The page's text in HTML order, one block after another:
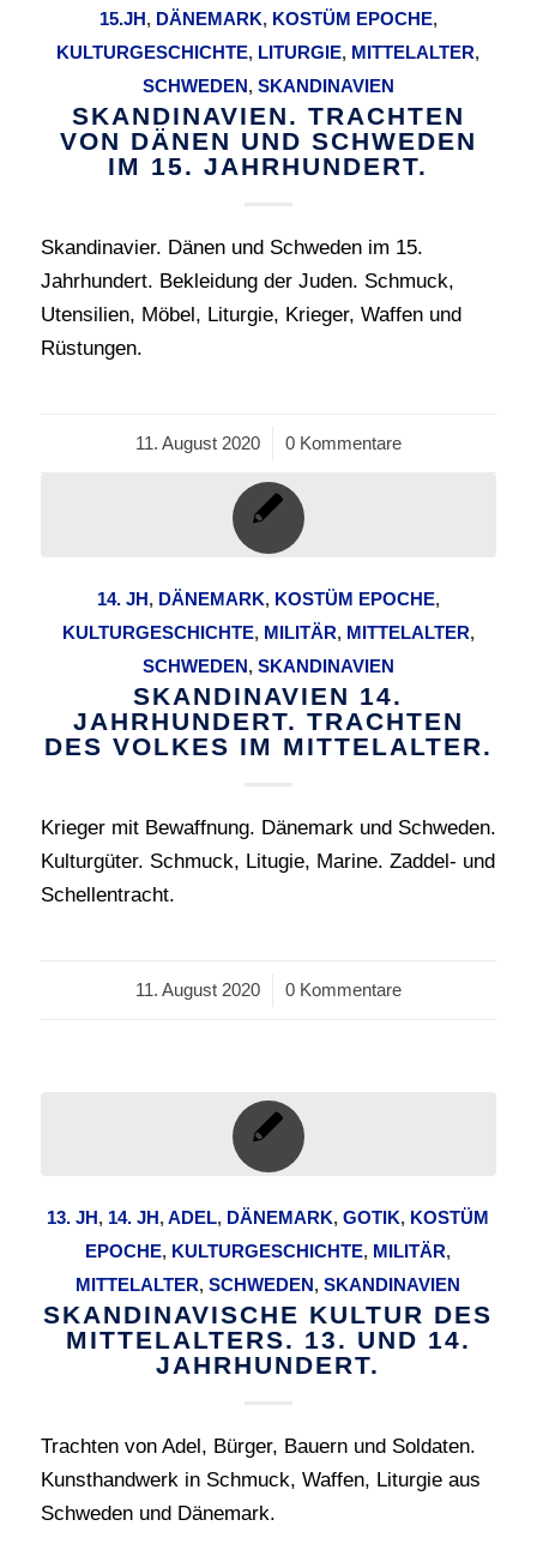
15.JH, DÄNEMARK, KOSTÜM EPOCHE,
KULTURGESCHICHTE, LITURGIE, MITTELALTER,
SCHWEDEN, SKANDINAVIEN
SKANDINAVIEN. TRACHTEN
VON DÄNEN UND SCHWEDEN
IM 15. JAHRHUNDERT.
Skandinavier. Dänen und Schweden im 15.
Jahrhundert. Bekleidung der Juden. Schmuck,
Utensilien, Möbel, Liturgie, Krieger, Waffen und
Rüstungen.
11. August 2020
/ 0 Kommentare
14. JH, DÄNEMARK, KOSTÜM EPOCHE,
KULTURGESCHICHTE, MILITÄR, MITTELALTER,
SCHWEDEN, SKANDINAVIEN
SKANDINAVIEN 14.
JAHRHUNDERT. TRACHTEN
DES VOLKES IM MITTELALTER.
Krieger mit Bewaffnung. Dänemark und Schweden.
Kulturgüter. Schmuck, Litugie, Marine. Zaddel- und
Schellentracht.
11. August 2020
/ 0 Kommentare
13. JH, 14. JH,ADEL, DÄNEMARK,GOTIK, KOSTÜM
EPOCHE, KULTURGESCHICHTE, MILITÄR,
MITTELALTER,SCHWEDEN,SKANDINAVIEN
SKANDINAVISCHE KULTUR DES
MITTELALTERS. 13. UND 14.
JAHRHUNDERT.
Trachten von Adel, Bürger, Bauern und Soldaten.
Kunsthandwerk in Schmuck, Waffen, Liturgie aus
Schweden und Dänemark.